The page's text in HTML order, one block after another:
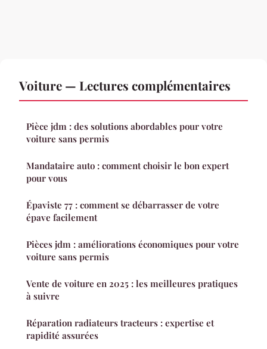
Voiture — Lectures complémentaires
Pièce jdm : des solutions abordables pour votre
voiture sans permis
Mandataire auto : comment choisir le bon expert
pour vous
Épaviste 77 : comment se débarrasser de votre
épave facilement
Pièces jdm : améliorations économiques pour votre
voiture sans permis
Vente de voiture en 2025 : les meilleures pratiques
à suivre
Réparation radiateurs tracteurs : expertise et
rapidité assurées